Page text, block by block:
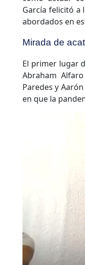
García felicitó a
abordados en
Mirada de
El primer lugar
Abraham
Paredes y
en que la